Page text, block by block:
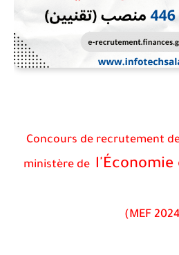
Concours de recrutement
ministère de l'Économie